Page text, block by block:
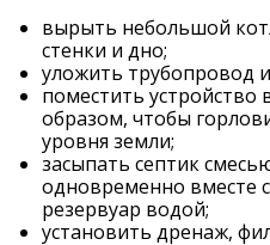
вырыть небольшой
стенки и дно;
уложить трубопровод
поместить устройство
образом, чтобы
уровня земли;
засыпать септик
одновременно вместе
резервуар водой;
установить дренаж,